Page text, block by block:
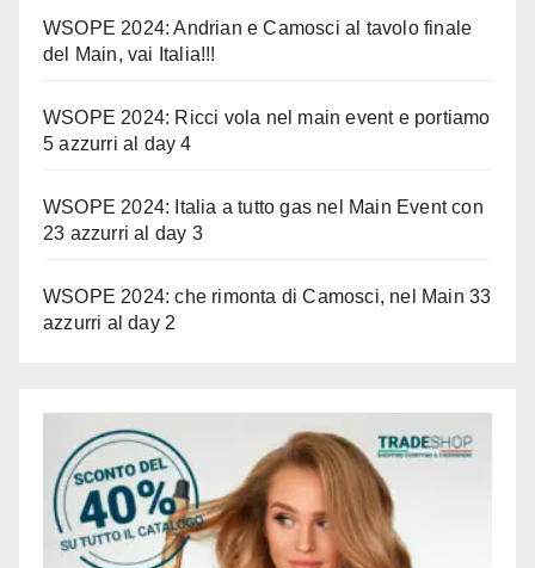
WSOPE 2024: Andrian e Camosci al tavolo finale
del Main, vai Italia!!!
WSOPE 2024: Ricci vola nel main event e portiamo
5 azzurri al day 4
WSOPE 2024: Italia a tutto gas nel Main Event con
23 azzurri al day 3
WSOPE 2024: che rimonta di Camosci, nel Main 33
azzurri al day 2